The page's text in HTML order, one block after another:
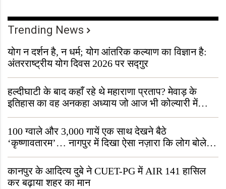
Trending News
योग न दर्शन है, न धर्म; योग आंतरिक कल्याण का विज्ञान है:
अंतरराष्ट्रीय योग दिवस 2026 पर सद्गुर
हल्दीघाटी के बाद कहाँ रहे थे महाराणा प्रताप? मेवाड़ के
इतिहास का वह अनकहा अध्याय जो आज भी कोल्यारी में
जीवित है
100 ग्वाले और 3,000 गायें एक साथ देखने बैठे
‘कृष्णावतारम’… नागपुर में दिखा ऐसा नज़ारा कि लोग बोले,
“ऐसा तो सिर्फ़ कृष्ण ही कर सकते हैं”
कानपुर के आदित्य दुबे ने CUET-PG में AIR 141 हासिल
कर बढ़ाया शहर का मान